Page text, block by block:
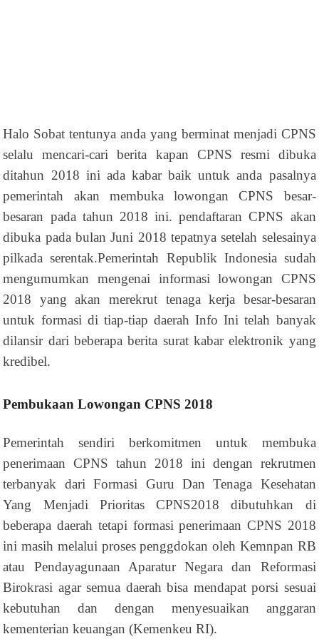
Halo Sobat tentunya anda yang berminat menjadi CPNS
selalu mencari-cari berita kapan CPNS resmi dibuka
ditahun 2018 ini ada kabar baik untuk anda pasalnya
pemerintah akan membuka lowongan CPNS besar-
besaran pada tahun 2018 ini. pendaftaran CPNS akan
dibuka pada bulan Juni 2018 tepatnya setelah selesainya
pilkada serentak.Pemerintah Republik Indonesia sudah
mengumumkan mengenai informasi lowongan CPNS
2018 yang akan merekrut tenaga kerja besar-besaran
untuk formasi di tiap-tiap daerah Info Ini telah banyak
dilansir dari beberapa berita surat kabar elektronik yang
kredibel.
Pembukaan Lowongan CPNS 2018
Pemerintah sendiri berkomitmen untuk membuka
penerimaan CPNS tahun 2018 ini dengan rekrutmen
terbanyak dari Formasi Guru Dan Tenaga Kesehatan
Yang Menjadi Prioritas CPNS2018 dibutuhkan di
beberapa daerah tetapi formasi penerimaan CPNS 2018
ini masih melalui proses penggdokan oleh Kemnpan RB
atau Pendayagunaan Aparatur Negara dan Reformasi
Birokrasi agar semua daerah bisa mendapat porsi sesuai
kebutuhan dan dengan menyesuaikan anggaran
kementerian keuangan (Kemenkeu RI).